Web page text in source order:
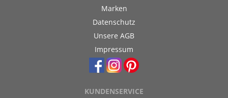
Marken
Datenschutz
Unsere AGB
Impressum
KUNDENSERVICE